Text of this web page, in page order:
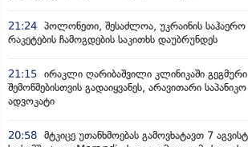
21:24 პოლონეთი, შესაძლოა, უკრაინის
რაკეტების ჩამოგდების საკითხს დაუბრუნდეს
21:15 ირაკლი ღარიბაშვილი კლინიკაში გეგმური
შემოწმებისთვის გადაიყვანეს, არავითარი
ადვოკატი
20:58 მტკიცე უთანხმოებას გამოვხატავთ 7